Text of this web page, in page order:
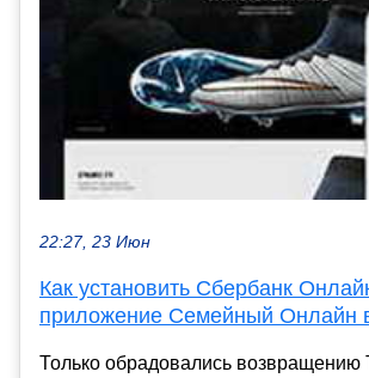
22:27, 23 Июн
Как установить Сбербанк
приложение Семейный Онлайн
Только обрадовались возвращению